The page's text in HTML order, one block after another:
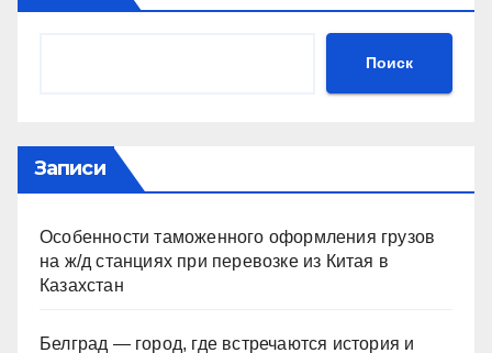
Поиск
Записи
Особенности таможенного оформления грузов
на ж/д станциях при перевозке из Китая в
Казахстан
Белград — город, где встречаются история и